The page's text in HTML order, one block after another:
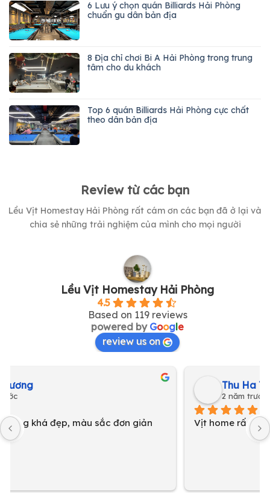
6 Lưu ý chọn quán Billiards Hải Phòng
chuẩn gu dân bản địa
8 Địa chỉ chơi Bi A Hải Phòng trong trung
tâm cho du khách
Top 6 quán Billiards Hải Phòng cực chất
theo dân bản địa
Review từ các bạn
Lều Vịt Homestay Hải Phòng rất cám ơn các bạn đã ở lại và
chia sẻ những trải nghiệm của mình cho mọi người
Lều Vịt Homestay Hải Phòng
4.5
Based on 119 reviews
powered by Google
review us on
Vịt home rấc oke